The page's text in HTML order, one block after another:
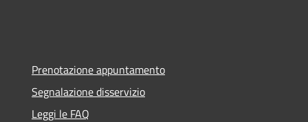
Prenotazione appuntamento
Segnalazione disservizio
Leggi le FAQ